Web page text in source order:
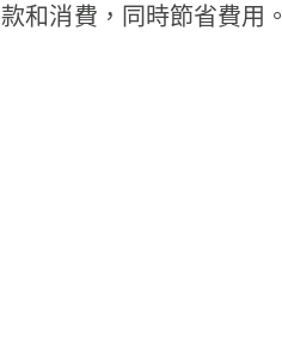
款和消費，同時節省費用。